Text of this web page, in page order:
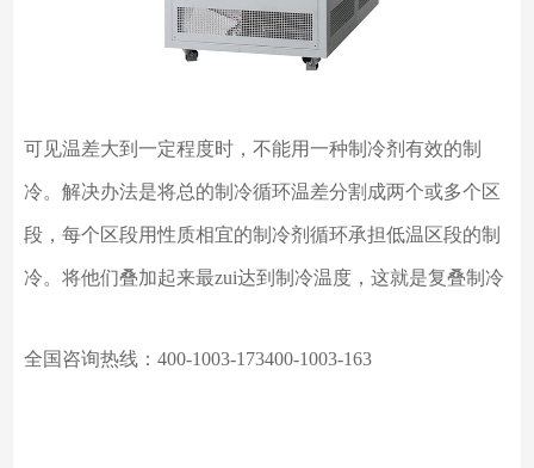
可见温差大到一定程度时，不能用一种制冷剂有效的制
冷。解决办法是将总的制冷循环温差分割成两个或多个区
段，每个区段用性质相宜的制冷剂循环承担低温区段的制
冷。将他们叠加起来最zui达到制冷温度，这就是复叠制冷
全国咨询热线： 400-1003-173400-1003-163